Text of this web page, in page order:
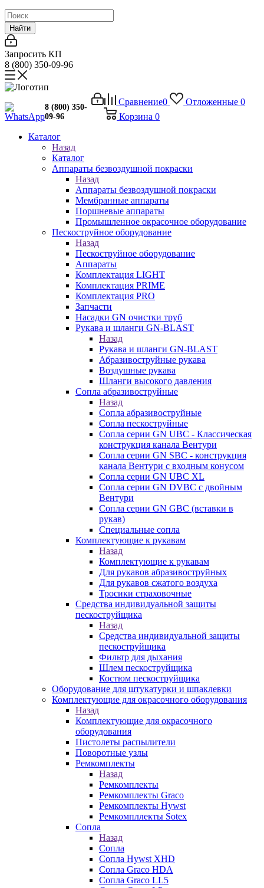
Найти
Запросить КП
8 (800) 350-09-96
Сравнение0 Отложенные 0
Корзина 0
8 (800) 350-
09-96
Каталог
Назад
Каталог
Аппараты безвоздушной покраски
Назад
Аппараты безвоздушной покраски
Мембранные аппараты
Поршневые аппараты
Промышленное окрасочное оборудование
Пескоструйное оборудование
Назад
Пескоструйное оборудование
Аппараты
Комплектация LIGHT
Комплектация PRIME
Комплектация PRO
Запчасти
Насадки GN очистки труб
Рукава и шланги GN-BLAST
Назад
Рукава и шланги GN-BLAST
Абразивоструйные рукава
Воздушные рукава
Шланги высокого давления
Сопла абразивоструйные
Назад
Сопла абразивоструйные
Сопла пескоструйные
Сопла серии GN UBC - Классическая
конструкция канала Вентури
Сопла серии GN SBC - конструкция
канала Вентури c входным конусом
Сопла серии GN UBC XL
Сопла серии GN DVBC с двойным
Вентури
Сопла серии GN GBC (вставки в
рукав)
Специальные сопла
Комплектующие к рукавам
Назад
Комплектующие к рукавам
Для рукавов абразивоструйных
Для рукавов сжатого воздуха
Тросики страховочные
Средства индивидуальной защиты
пескоструйщика
Назад
Средства индивидуальной защиты
пескоструйщика
Фильтр для дыхания
Шлем пескоструйщика
Костюм пескоструйщика
Оборудование для штукатурки и шпаклевки
Комплектующие для окрасочного оборудования
Назад
Комплектующие для окрасочного
оборудования
Пистолеты распылители
Поворотные узлы
Ремкомплекты
Назад
Ремкомплекты
Ремкомплекты Graco
Ремкомплекты Hywst
Ремкомпллекты Sotex
Сопла
Назад
Сопла
Сопла Hywst XHD
Сопла Graco HDA
Сопла Graco LL5